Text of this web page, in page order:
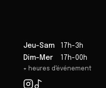
Jeu-Sam
17h-3h
Dim-Mer
17h-00h
+ heures d'événement